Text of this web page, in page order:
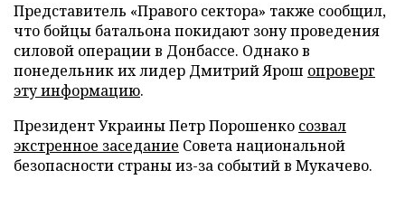
Представитель «Правого сектора» также сообщил,
что бойцы батальона покидают зону проведения
силовой операции в Донбассе. Однако в
понедельник их лидер Дмитрий Ярош опроверг
эту информацию.
Президент Украины Петр Порошенко созвал
экстренное заседание Совета национальной
безопасности страны из-за событий в Мукачево.